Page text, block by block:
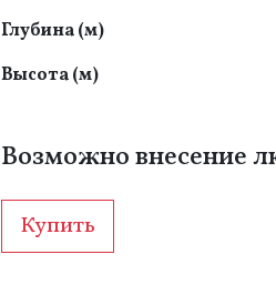
Глубина (м)
Высота (м)
Возможно внесение
Купить